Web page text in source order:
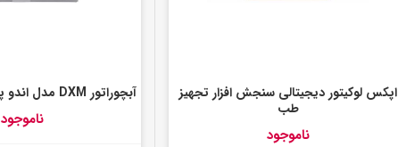
اپکس لوکیتور دیجیتالی سنجش افزار تجهیز
طب
ناموجود
آبچوراتور DXM مدل اندو پکس (Endo pex)
ناموجود